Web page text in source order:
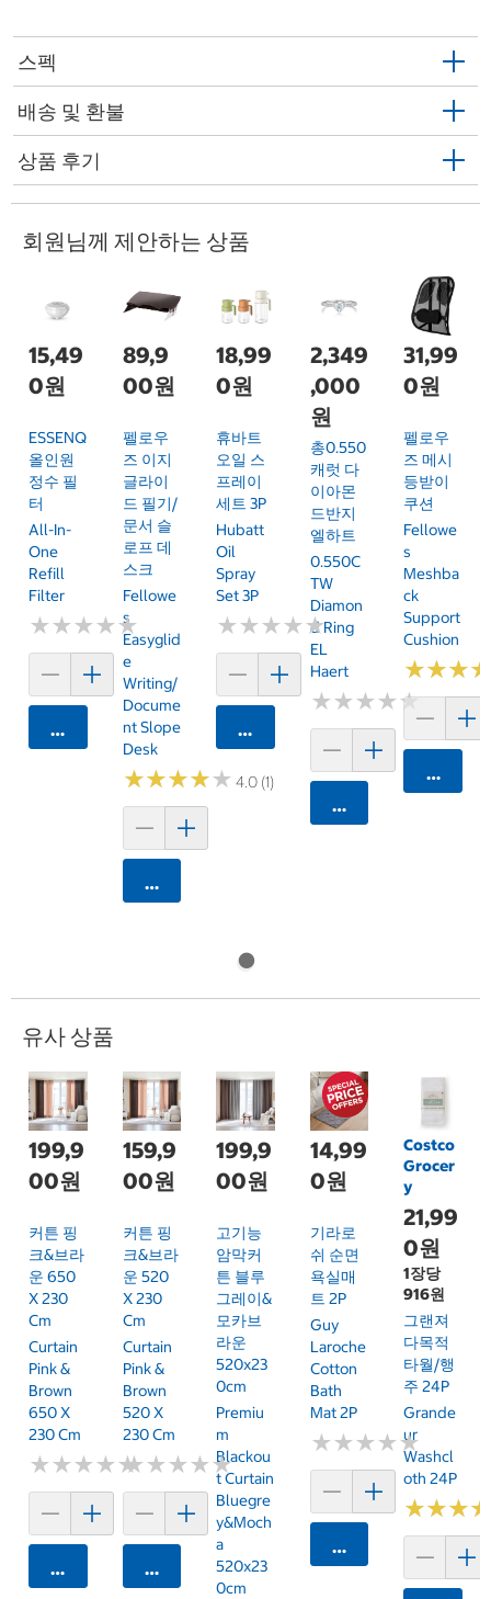
스펙
배송 및 환불
상품 후기
회원님께 제안하는 상품
15,49
0원
ESSENQ
올인원
정수 필
터
All-In-
One
Refill
Filter
★★★★★
★★★★★
카트에 담기
89,9
00원
펠로우
즈 이지
글라이
드 필기/
문서 슬
로프 데
스크
Fellowe
S
Easyglid
E
Writing/
Docume
Nt Slope
Desk
★★★★★
★★★★★ 4.0 (1)
카트에 담기
18,99
0원
휴바트
오일 스
프레이
세트 3P
Hubatt
Oil
Spray
Set 3P
★★★★★
★★★★★
카트에 담기
2,349
,000
원
총0.550
캐럿 다
이아몬
드반지
엘하트
0.550C
TW
Diamon
D Ring
EL
Haert
★★★★★
★★★★★
카트에 담기
31,99
0원
펠로우
즈 메시
등받이
쿠션
Fellowe
S
Meshba
Ck
Support
Cushion
★★★
★★★
카트에
유사 상품
199,9
00원
커튼 핑
크&브라
운 650
X 230
Cm
Curtain
Pink &
Brown
650 X
230 Cm
★★★★★
★★★★★
카트에 담기
159,9
00원
커튼 핑
크&브라
운 520
X 230
Cm
Curtain
Pink &
Brown
520 X
230 Cm
★★★★★
★★★★★
카트에 담기
199,9
00원
고기능
암막커
튼 블루
그레이&
모카브
라운
520x23
0cm
Premiu
M
Blackou
T Curtain
Bluegre
Y&Moch
A
520x23
0cm
14,99
0원
기라로
쉬 순면
욕실매
트 2P
Guy
Laroche
Cotton
Bath
Mat 2P
★★★★★
★★★★★
카트에 담기
Costco
Grocer
y
21,99
0원
1장당
916원
그랜져
다목적
타월/행
주 24P
Grande
Ur
Washcl
Oth 24P
★★★
★★★